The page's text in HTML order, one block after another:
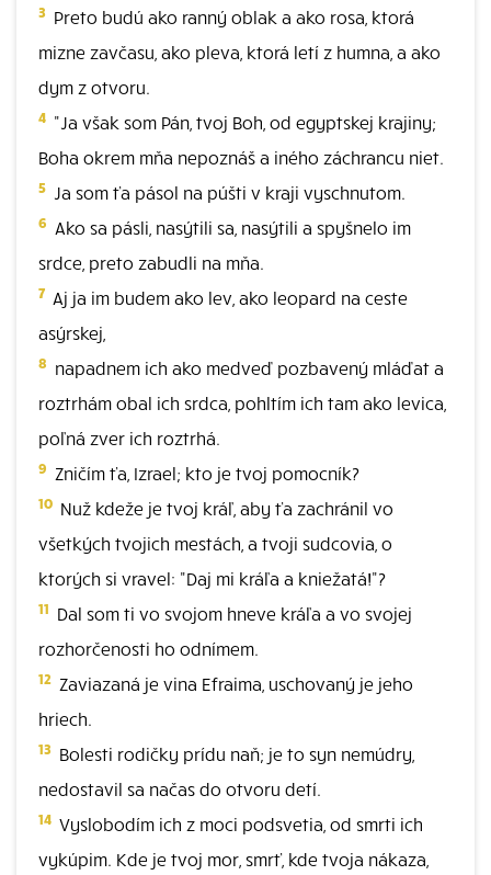
3 Preto budú ako ranný oblak a ako rosa, ktorá
mizne zavčasu, ako pleva, ktorá letí z humna, a ako
dym z otvoru.
4 "Ja však som Pán, tvoj Boh, od egyptskej krajiny;
Boha okrem mňa nepoznáš a iného záchrancu niet.
5 Ja som ťa pásol na púšti v kraji vyschnutom.
6 Ako sa pásli, nasýtili sa, nasýtili a spyšnelo im
srdce, preto zabudli na mňa.
7 Aj ja im budem ako lev, ako leopard na ceste
asýrskej,
8 napadnem ich ako medveď pozbavený mláďat a
roztrhám obal ich srdca, pohltím ich tam ako levica,
poľná zver ich roztrhá.
9 Zničím ťa, Izrael; kto je tvoj pomocník?
10 Nuž kdeže je tvoj kráľ, aby ťa zachránil vo
všetkých tvojich mestách, a tvoji sudcovia, o
ktorých si vravel: "Daj mi kráľa a kniežatá!"?
11 Dal som ti vo svojom hneve kráľa a vo svojej
rozhorčenosti ho odnímem.
12 Zaviazaná je vina Efraima, uschovaný je jeho
hriech.
13 Bolesti rodičky prídu naň; je to syn nemúdry,
nedostavil sa načas do otvoru detí.
14 Vyslobodím ich z moci podsvetia, od smrti ich
vykúpim. Kde je tvoj mor, smrť, kde tvoja nákaza,